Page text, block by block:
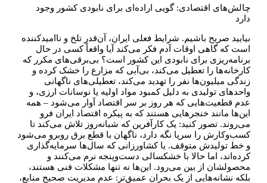
دارد
بیایید صریح باشیم. شرایط فعلی ایران، آن‌قدر تلخ و ناامیدکننده
است که گاهی اوقات آدم فکر می‌کند آیا واقعاً کسی در حال
برنامه‌ریزی برای نابودی این کشور است؟ بی‌برقی‌های مکرر که
کارخانه‌ها را تعطیل می‌کند، بی‌آبی که مزارع را خشک کرده و
زندگی میلیون‌ها نفر را تهدید می‌کند، تعطیلی‌های ناگهانی
واحدهای تولیدی به دلیل کمبود مواد اولیه یا نوسانات ارزی، و
عدم قطعیت‌هایی که هر روز بر سر اقتصاد آوار می‌شود – همه
این‌ها مانند خنجرهایی هستند که به پیکره اقتصاد ایران فرو
می‌روند. تصور کنید: یک کارآفرین که شبانه‌روز تلاش می‌کند تا
کسب‌وکارش را سرپا نگه دارد، ناگهان با قطع برق روبرو می‌شود
و خط تولیدش متوقف. یا کشاورزانی که سال‌ها سرمایه‌گذاری
کرده‌اند، اما حالا با خشکسالی دست‌وپنجه نرم می‌کنند و
محصولشان از بین می‌رود. این‌ها نه تنها مشکلات فنی هستند،
بلکه نشانه‌هایی از یک بحران عمیق‌تر: عدم مدیریت صحیح منابع،